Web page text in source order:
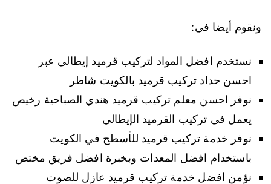
ونقوم أيضا في:
نستخدم افضل المواد لتركيب قرميد إيطالي عبر
احسن حداد تركيب قرميد بالكويت شاطر
نوفر احسن معلم تركيب قرميد هندي الصباحية رخيص
يعمل في تركيب القرميد الإيطالي
نوفر خدمة تركيب قرميد للأسطح في الكويت
باستخدام افضل المعدات وبخبرة افضل فريق مختص
نؤمن افضل خدمة تركيب قرميد عازل للصوت